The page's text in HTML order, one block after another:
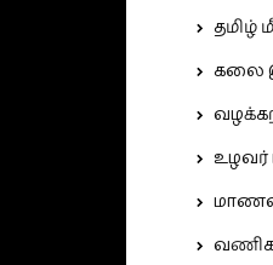
தமிழ்
கலை
உழவர்